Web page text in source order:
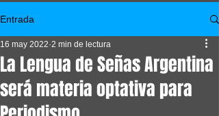
Entrada
La Lengua de Señas Argentina
será materia optativa para
16 may 2022 2 min de lectura